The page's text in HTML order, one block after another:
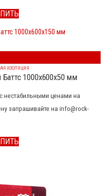
ИЗОЛЯЦИЯ
1000x600x50 мм
нестабильными ценами на
запрашивайте на info@rock-